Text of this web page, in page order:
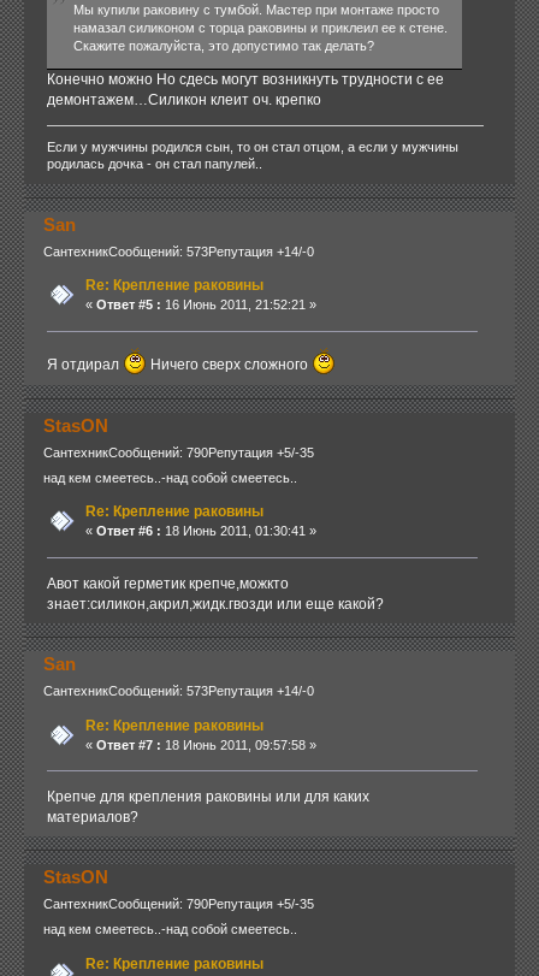
Мы купили раковину с тумбой. Мастер при монтаже просто
намазал силиконом с торца раковины и приклеил ее к стене.
Скажите пожалуйста, это допустимо так делать?
Конечно можно Но сдесь могут возникнуть трудности с ее
демонтажем…Силикон клеит оч. крепко
Если у мужчины родился сын, то он стал отцом, а если у мужчины
родилась дочка - он стал папулей..
San
СантехникСообщений: 573Репутация +14/-0
Re: Крепление раковины
« Ответ #5 : 16 Июнь 2011, 21:52:21 »
Я отдирал Ничего сверх сложного
StasON
СантехникСообщений: 790Репутация +5/-35
над кем смеетесь..-над собой смеетесь..
Re: Крепление раковины
« Ответ #6 : 18 Июнь 2011, 01:30:41 »
Авот какой герметик крепче,можкто
знает:силикон,акрил,жидк.гвозди или еще какой?
San
СантехникСообщений: 573Репутация +14/-0
Re: Крепление раковины
« Ответ #7 : 18 Июнь 2011, 09:57:58 »
Крепче для крепления раковины или для каких
материалов?
StasON
СантехникСообщений: 790Репутация +5/-35
над кем смеетесь..-над собой смеетесь..
Re: Крепление раковины